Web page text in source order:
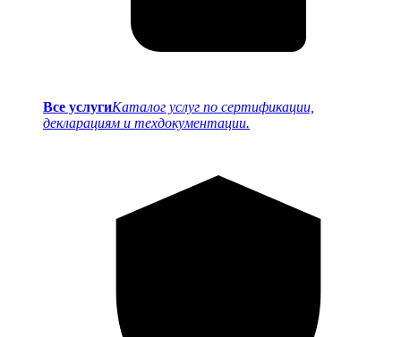
Все услугиКаталог услуг по сертификации,
декларациям и техдокументации.